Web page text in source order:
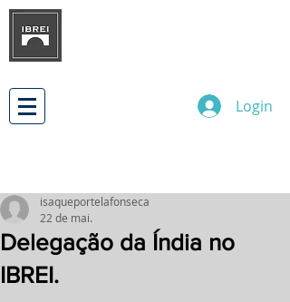
Login
Delegação da Índia no
IBREI.
isaqueportelafonseca
22 de mai.